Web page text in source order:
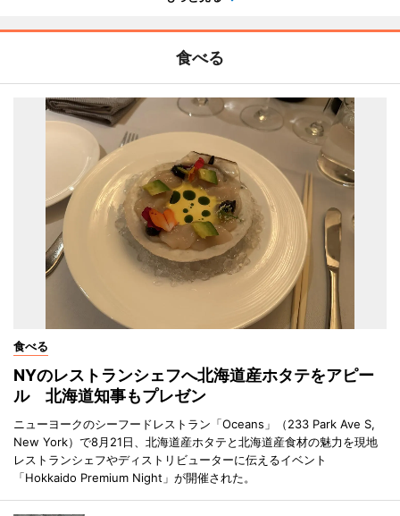
食べる
食べる
NYのレストランシェフへ北海道産ホタテをアピー
ル 北海道知事もプレゼン
ニューヨークのシーフードレストラン「Oceans」（233 Park Ave S,
New York）で8月21日、北海道産ホタテと北海道産食材の魅力を現地
レストランシェフやディストリビューターに伝えるイベント
「Hokkaido Premium Night」が開催された。